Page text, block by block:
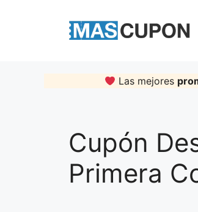
Las mejores
Cupón
Primera